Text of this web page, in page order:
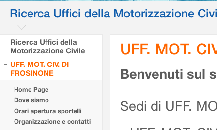
Ricerca Uffici della Motorizzazione
Ricerca Uffici della
Motorizzazione Civile
UFF. MOT. CIV. DI
FROSINONE
Home Page
Dove siamo
Orari apertura sportelli
Organizzazione e contatti
UFF. MOT.
Benvenuti sul
Sedi di UFF.